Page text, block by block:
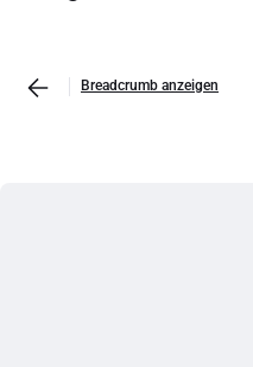
Breadcrumb anzeigen